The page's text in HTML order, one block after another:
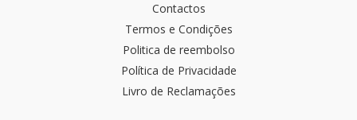
Contactos
Termos e Condições
Politica de reembolso
Política de Privacidade
Livro de Reclamações